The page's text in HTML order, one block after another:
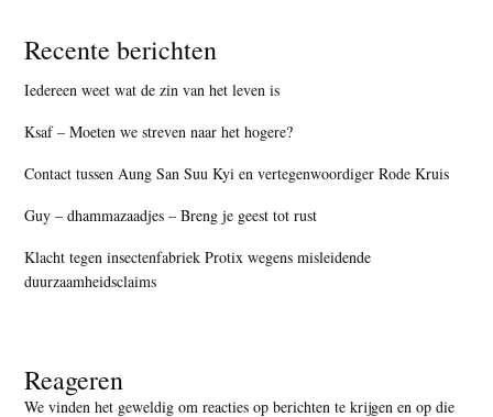
Recente berichten
Iedereen weet wat de zin van het leven is
Ksaf – Moeten we streven naar het hogere?
Contact tussen Aung San Suu Kyi en vertegenwoordiger Rode Kruis
Guy – dhammazaadjes – Breng je geest tot rust
Klacht tegen insectenfabriek Protix wegens misleidende
duurzaamheidsclaims
Reageren
We vinden het geweldig om reacties op berichten te krijgen en op die